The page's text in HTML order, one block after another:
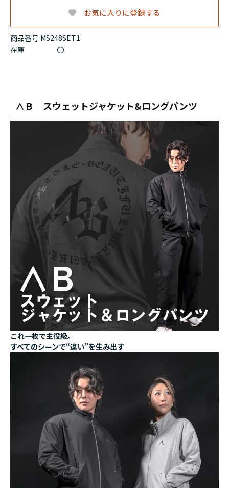
商品番号 MS248SET1
在庫 〇
お気に入りに登録する
∧Ｂ スウェットジャケット&ロングパンツ
これ一枚で主役級。
すべてのシーンで“違い”を生み出す